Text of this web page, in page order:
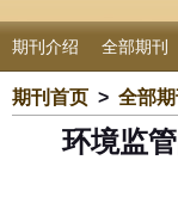
期刊介绍 全部期刊
期刊首页 > 全部期
环境监